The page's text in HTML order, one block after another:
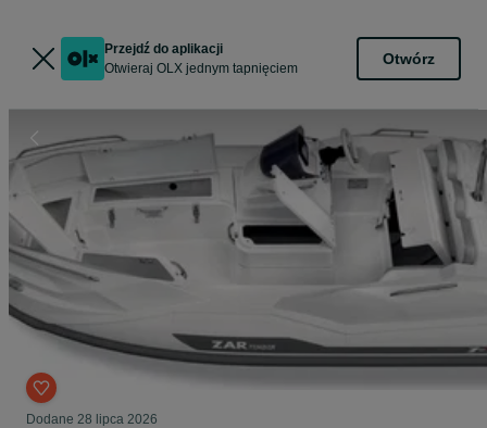
Przejdź do aplikacji
Otwieraj OLX jednym tapnięciem
Otwórz
Dodane 28 lipca 2026